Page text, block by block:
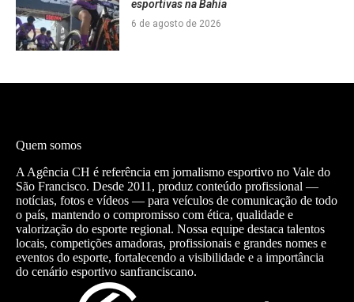
esportivas na Bahia
6 de agosto de 2026
Quem somos
A Agência CH é referência em jornalismo esportivo no Vale do
São Francisco. Desde 2011, produz conteúdo profissional —
notícias, fotos e vídeos — para veículos de comunicação de todo
o país, mantendo o compromisso com ética, qualidade e
valorização do esporte regional. Nossa equipe destaca talentos
locais, competições amadoras, profissionais e grandes nomes e
eventos do esporte, fortalecendo a visibilidade e a importância
do cenário esportivo sanfranciscano.